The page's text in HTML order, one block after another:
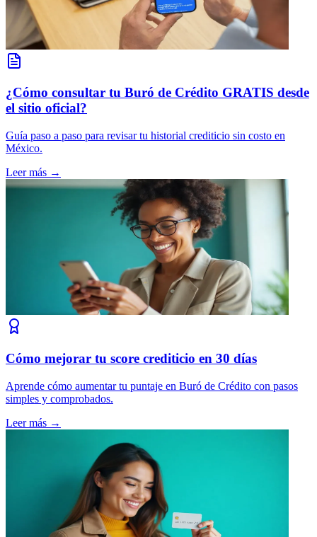
¿Cómo consultar tu Buró de Crédito GRATIS desde
el sitio oficial?
Guía paso a paso para revisar tu historial crediticio sin costo en
México.
Leer más →
Cómo mejorar tu score crediticio en 30 días
Aprende cómo aumentar tu puntaje en Buró de Crédito con pasos
simples y comprobados.
Leer más →